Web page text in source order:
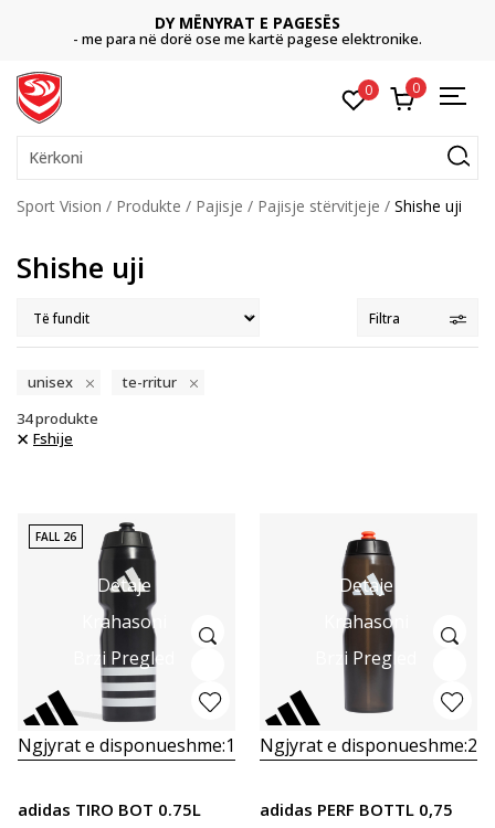
CLICK & COLLECT
Paguani me kartë online dhe bëni tërheqjen në
dëshironi të zgjidhni
0 0
Kërkoni
Sport Vision Produkte Pajisje Pajisje stërvitjeje Shishe uji
Shishe uji
Filtra
unisex
te-rritur
34produkte
Fshije
Detaje
Krahasoni
Brzi Pregled
FALL 26
Ngjyrat e disponueshme:1
adidas TIRO BOT 0.75L
Detaje
Krahasoni
Brzi Pregled
Ngjyrat e disponueshme:2
adidas PERF BOTTL 0,75